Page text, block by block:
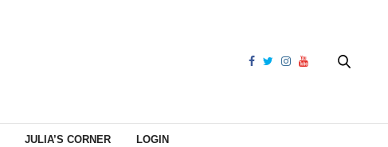
JULIA’S CORNER LOGIN